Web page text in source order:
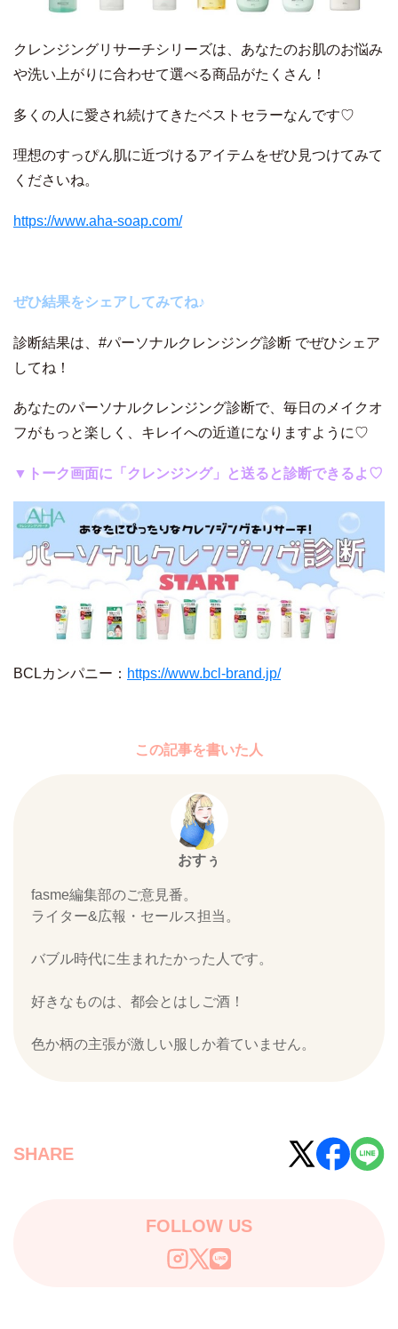
クレンジングリサーチシリーズは、あなたのお肌のお悩み
や洗い上がりに合わせて選べる商品がたくさん！
多くの人に愛され続けてきたベストセラーなんです♡
理想のすっぴん肌に近づけるアイテムをぜひ見つけてみて
くださいね。
https://www.aha-soap.com/
ぜひ結果をシェアしてみてね♪
診断結果は、#パーソナルクレンジング診断 でぜひシェア
してね！
あなたのパーソナルクレンジング診断で、毎日のメイクオ
フがもっと楽しく、キレイへの近道になりますように♡
▼トーク画面に「クレンジング」と送ると診断できるよ♡
BCLカンパニー： https://www.bcl-brand.jp/
この記事を書いた人
おすぅ
fasme編集部のご意見番。
ライター&広報・セールス担当。
バブル時代に生まれたかった人です。
好きなものは、都会とはしご酒！
色か柄の主張が激しい服しか着ていません。
SHARE
FOLLOW US